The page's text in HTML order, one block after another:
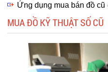
Ứng dụng mua bán đồ cũ
MUA ĐỒ KỸ THUẬT SỐ CŨ